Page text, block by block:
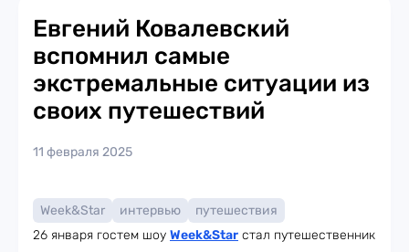
Евгений Ковалевский
вспомнил самые
экстремальные ситуации из
своих путешествий
11 февраля 2025
Week&Star интервью
путешествия
26 января гостем шоу Week&Star стал путешественник